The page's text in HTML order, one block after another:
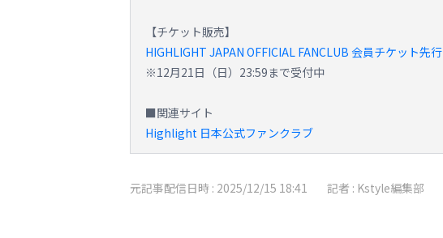
【チケット販売】
HIGHLIGHT JAPAN OFFICIAL FANCLUB 会員チケット先行
※12月21日（日）23:59まで受付中
■関連サイト
Highlight 日本公式ファンクラブ
元記事配信日時 : 2025/12/15 18:41 記者 : Kstyle編集部